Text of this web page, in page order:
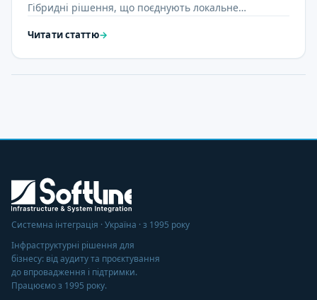
Гібридні рішення, що поєднують локальне
Читати статтю→
Системна інтеграція · Україна · з 1995 року
Інфраструктурні рішення для
бізнесу: від аудиту та проєктування
до впровадження і підтримки.
Працюємо з 1995 року.